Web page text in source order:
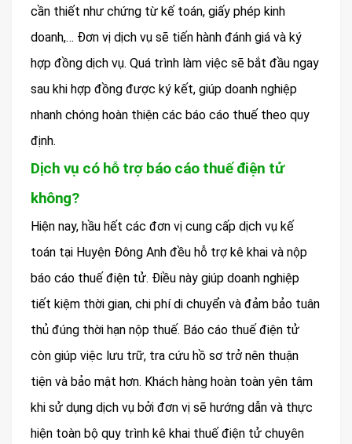
cần thiết như chứng từ kế toán, giấy phép kinh
doanh,… Đơn vị dịch vụ sẽ tiến hành đánh giá và ký
hợp đồng dịch vụ. Quá trình làm việc sẽ bắt đầu ngay
sau khi hợp đồng được ký kết, giúp doanh nghiệp
nhanh chóng hoàn thiện các báo cáo thuế theo quy
định.
Dịch vụ có hỗ trợ báo cáo thuế điện tử
không?
Hiện nay, hầu hết các đơn vị cung cấp dịch vụ kế
toán tại Huyện Đông Anh đều hỗ trợ kê khai và nộp
báo cáo thuế điện tử. Điều này giúp doanh nghiệp
tiết kiệm thời gian, chi phí di chuyển và đảm bảo tuân
thủ đúng thời hạn nộp thuế. Báo cáo thuế điện tử
còn giúp việc lưu trữ, tra cứu hồ sơ trở nên thuận
tiện và bảo mật hơn. Khách hàng hoàn toàn yên tâm
khi sử dụng dịch vụ bởi đơn vị sẽ hướng dẫn và thực
hiện toàn bộ quy trình kê khai thuế điện tử chuyên